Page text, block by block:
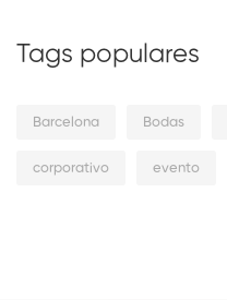
Tags populares
Barcelona Bodas
corporativo evento